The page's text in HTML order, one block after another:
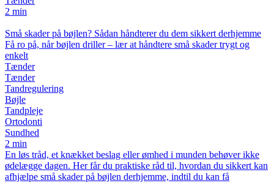
2 min
Små skader på bøjlen? Sådan håndterer du dem sikkert derhjemme
Få ro på, når bøjlen driller – lær at håndtere små skader trygt og
enkelt
Tænder
Tænder
Tandregulering
Bøjle
Tandpleje
Ortodonti
Sundhed
2 min
En løs tråd, et knækket beslag eller ømhed i munden behøver ikke
ødelægge dagen. Her får du praktiske råd til, hvordan du sikkert kan
afhjælpe små skader på bøjlen derhjemme, indtil du kan få